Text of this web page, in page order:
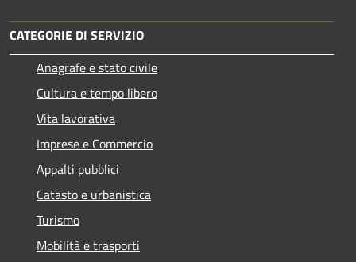
CATEGORIE DI SERVIZIO
Anagrafe e stato civile
Cultura e tempo libero
Vita lavorativa
Imprese e Commercio
Appalti pubblici
Catasto e urbanistica
Turismo
Mobilità e trasporti